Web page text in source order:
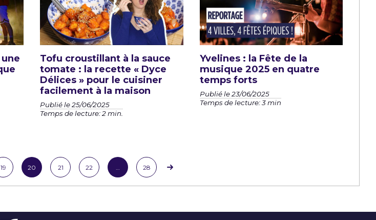
Tofu croustillant à la sauce
tomate : la recette « Dyce
Délices » pour le cuisiner
facilement à la maison
Publié le 25/06/2025
Temps de lecture: 2 min.
Yvelines : la Fête de la
musique 2025 en quatre
temps forts
Publié le 23/06/2025
Temps de lecture: 3 min
19 20 21 22 28